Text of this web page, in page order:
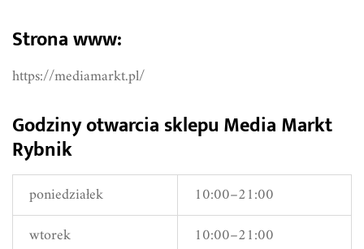
Strona www:
https://mediamarkt.pl/
Godziny otwarcia sklepu Media Markt
Rybnik
poniedziałek
10:00–21:00
wtorek
10:00–21:00